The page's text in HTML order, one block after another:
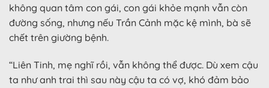
không quan tâm con gái, con gái khỏe mạnh vẫn còn
đường sống, nhưng nếu Trần Cảnh mặc kệ mình, bà sẽ
chết trên giường bệnh.
“Liên Tinh, mẹ nghĩ rồi, vẫn không thể được. Dù xem cậu
ta như anh trai thì sau này cậu ta có vợ, khó đảm bảo